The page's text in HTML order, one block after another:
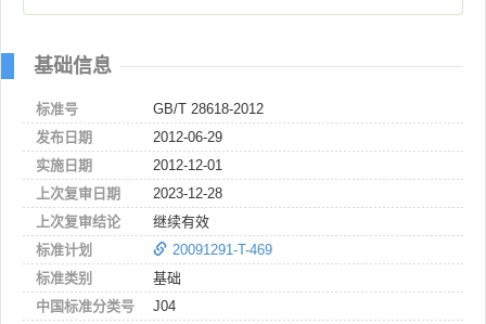
基础信息
标准号
GB/T 28618-2012
发布日期
2012-06-29
实施日期
2012-12-01
上次复审日期
2023-12-28
上次复审结论
继续有效
标准计划
20091291-T-469
标准类别
基础
中国标准分类号
J04